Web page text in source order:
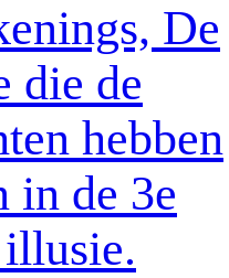
De
die de
hebben
in de 3e